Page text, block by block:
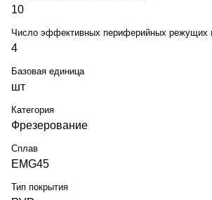
10
Число эффективных периферийных режущих
4
Базовая единица
шт
Категория
Фрезерование
Сплав
EMG45
Тип покрытия